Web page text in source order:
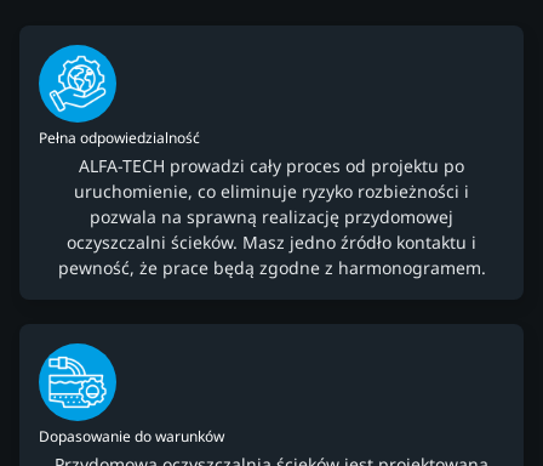
Pełna odpowiedzialność
ALFA-TECH prowadzi cały proces od projektu po
uruchomienie, co eliminuje ryzyko rozbieżności i
pozwala na sprawną realizację przydomowej
oczyszczalni ścieków. Masz jedno źródło kontaktu i
pewność, że prace będą zgodne z harmonogramem.
Dopasowanie do warunków